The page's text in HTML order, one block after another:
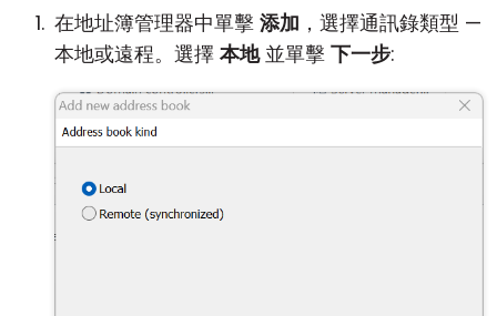
在地址簿管理器中單擊 添加 ，選擇通訊錄類型 —
本地或遠程。選擇 本地並單擊 下一步: